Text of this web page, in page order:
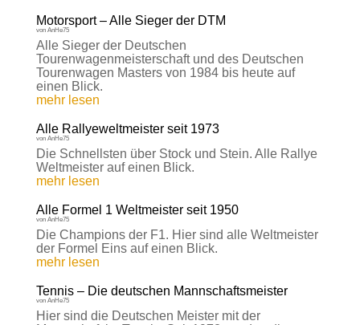
Motorsport – Alle Sieger der DTM
von AnHe75
Alle Sieger der Deutschen
Tourenwagenmeisterschaft und des Deutschen
Tourenwagen Masters von 1984 bis heute auf
einen Blick.
mehr lesen
Alle Rallyeweltmeister seit 1973
von AnHe75
Die Schnellsten über Stock und Stein. Alle Rallye
Weltmeister auf einen Blick.
mehr lesen
Alle Formel 1 Weltmeister seit 1950
von AnHe75
Die Champions der F1. Hier sind alle Weltmeister
der Formel Eins auf einen Blick.
mehr lesen
Tennis – Die deutschen Mannschaftsmeister
von AnHe75
Hier sind die Deutschen Meister mit der